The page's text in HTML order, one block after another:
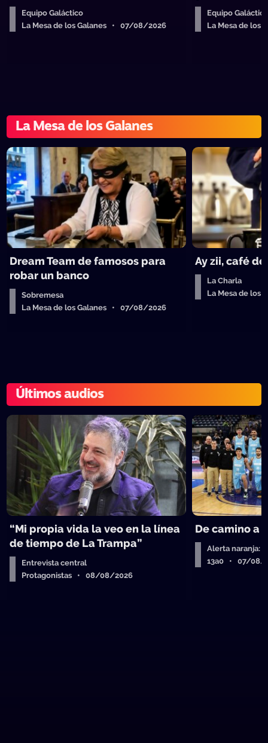
Equipo Galáctico
La Mesa de los Galanes • 07/08/2026
Equipo
La Mesa de los
La Mesa de los Galanes
Dream Team de famosos para
robar un banco
Sobremesa
La Mesa de los Galanes • 07/08/2026
Ay zii, café
La Charla
La Mesa de
Últimos audios
“Mi propia vida la veo en la línea
de tiempo de La Trampa”
Entrevista central
Protagonistas • 08/08/2026
De camino a
Alerta naranja:
13a0 • 07/08/